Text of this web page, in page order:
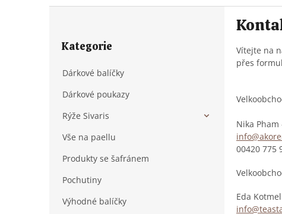
kategorie
Kategorie
Dárkové balíčky
Dárkové poukazy
Rýže Sivaris
Kulatozrnné rýže
Celozrnné rýže
Dlouhozrnné rýže
Ostatní rýže
Vše na paellu
Produkty se šafránem
Pochutiny
Výhodné balíčky
Vítejte na
přes
Nika
00420 775
Eda